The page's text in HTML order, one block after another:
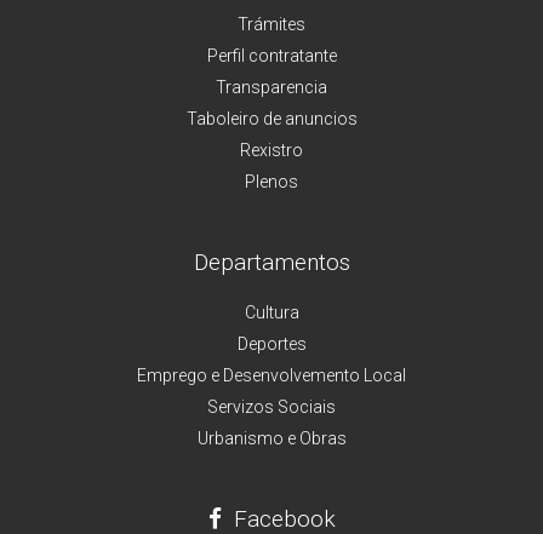
Trámites
Perfil contratante
Transparencia
Taboleiro de anuncios
Rexistro
Plenos
Departamentos
Cultura
Deportes
Emprego e Desenvolvemento Local
Servizos Sociais
Urbanismo e Obras
Facebook